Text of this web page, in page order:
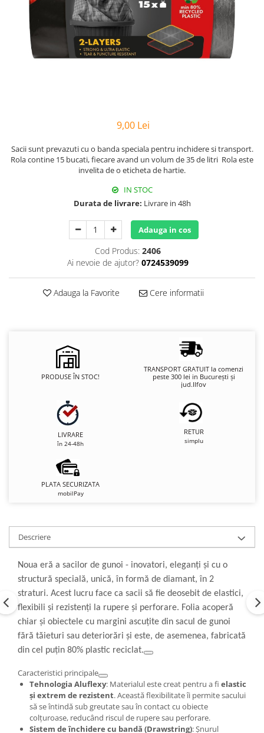
Hârtie
Lavete și bureți
Lumanari
Mopuri
Detergenți și balsam de rufe
Dispensere/dozatoare
Servețele umede
Plicuri
Tipizate
Tuș & more
9,00 Lei
Sacii sunt prevazuti cu o banda speciala pentru inchidere si transport.
Rola contine 15 bucati, fiecare avand un volum de 35 de litri Rola este
invelita de o eticheta de hartie.
IN STOC
Durata de livrare: Livrare in 48h
Adauga in cos
Cod Produs: 2406
Ai nevoie de ajutor? 0724539099
Adauga la Favorite Cere informatii
PRODUSE ÎN STOC!
TRANSPORT GRATUIT la comenzi
peste 300 lei in București și
jud.Ilfov
LIVRARE
în 24-48h
RETUR
simplu
PLATA SECURIZATA
mobilPay
Descriere
Noua eră a sacilor de gunoi - inovatori, eleganți și cu o
structură specială, unică, în formă de diamant, în 2
straturi. Acest lucru face ca sacii să fie deosebit de elastici,
flexibili și rezistenți la rupere și perforare. Folia acoperă
chiar și obiectele cu margini ascuțite din sacul de gunoi
fără tăieturi sau deteriorări și este, de asemenea, fabricată
din cel puțin 80% plastic reciclat.
Caracteristici principale
Tehnologia Aluflexy: Materialul este creat pentru a fi elastic
și extrem de rezistent. Această flexibilitate îi permite sacului
să se întindă sub greutate sau în contact cu obiecte
colțuroase, reducând riscul de rupere sau perforare.
Sistem de închidere cu bandă (Drawstring): Șnurul